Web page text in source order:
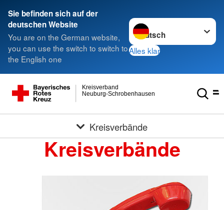
Sie befinden sich auf der
deutschen Website
You are on the German website,
you can use the switch to switch to
the English one
Sprache wechseln zu
Alles klar
Neuburg-Schrobenhausen
Kreisverband
Kreisverbände
Kreisverbände